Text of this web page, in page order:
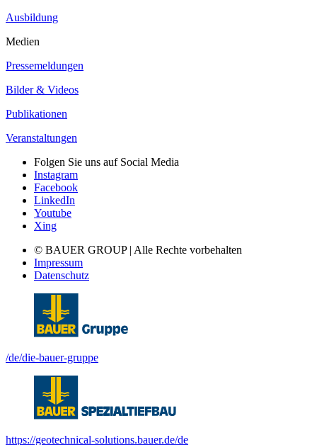
Ausbildung
Medien
Pressemeldungen
Bilder & Videos
Publikationen
Veranstaltungen
Folgen Sie uns auf Social Media
Instagram
Facebook
LinkedIn
Youtube
Xing
© BAUER GROUP | Alle Rechte vorbehalten
Impressum
Datenschutz
/de/die-bauer-gruppe
https://geotechnical-solutions.bauer.de/de